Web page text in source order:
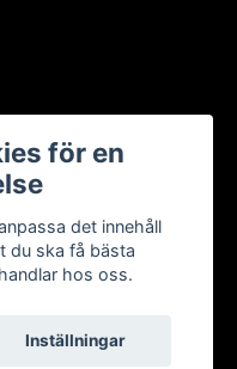
för en
det innehåll
du ska få bästa
hos oss.
Inställningar